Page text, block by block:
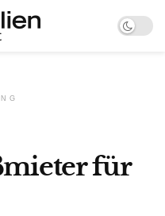
für